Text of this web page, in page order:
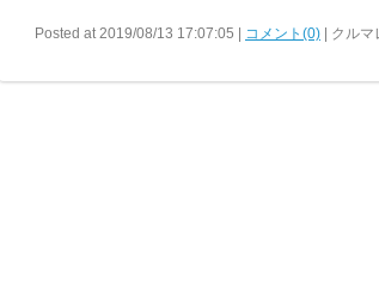
Posted at 2019/08/13 17:07:05 | コメント(0) | クル